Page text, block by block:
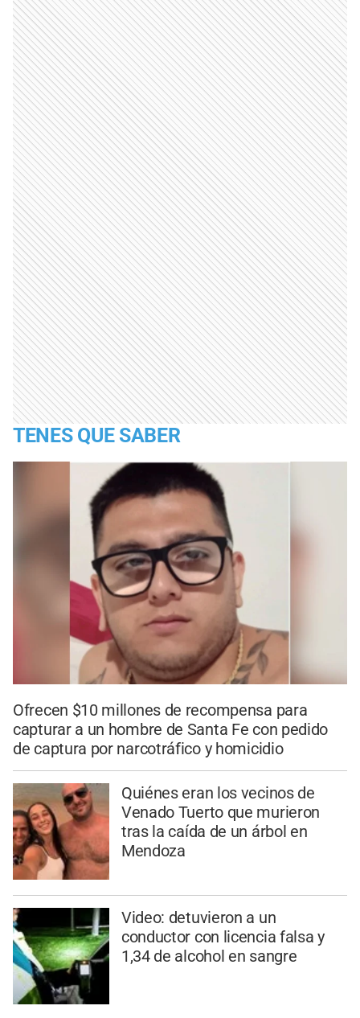
TENES QUE SABER
Ofrecen $10 millones de recompensa para
capturar a un hombre de Santa Fe con pedido
de captura por narcotráfico y homicidio
Quiénes eran los vecinos de
Venado Tuerto que murieron
tras la caída de un árbol en
Mendoza
Video: detuvieron a un
conductor con licencia falsa y
1,34 de alcohol en sangre